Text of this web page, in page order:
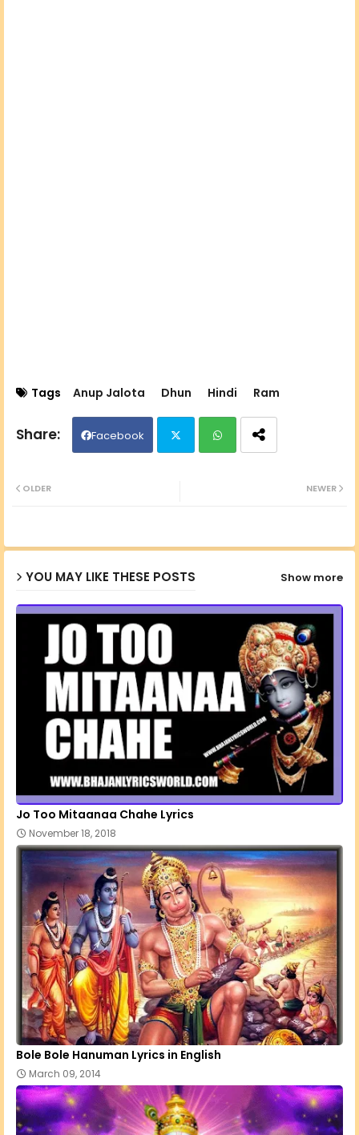
Tags Anup Jalota Dhun Hindi Ram
Facebook
ap
NEWER
OLDER
YOU MAY LIKE THESE POSTS Show more
Jo Too Mitaanaa Chahe Lyrics
November 18, 2018
Bole Bole Hanuman Lyrics in English
March 09, 2014